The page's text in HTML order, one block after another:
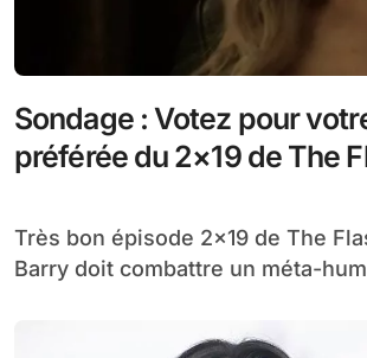
Sondage : Votez pour
préférée du 2×19 de The
Très bon épisode 2×19 de The Flash dans lequel
Barry doit combattre un méta-